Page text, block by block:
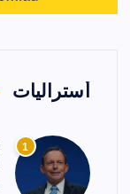
أستراليات
1